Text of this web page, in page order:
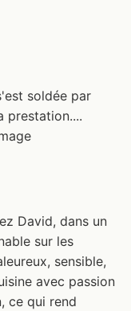
soldée par
prestation....
David, dans un
sur les
sensible,
avec passion
ce qui rend